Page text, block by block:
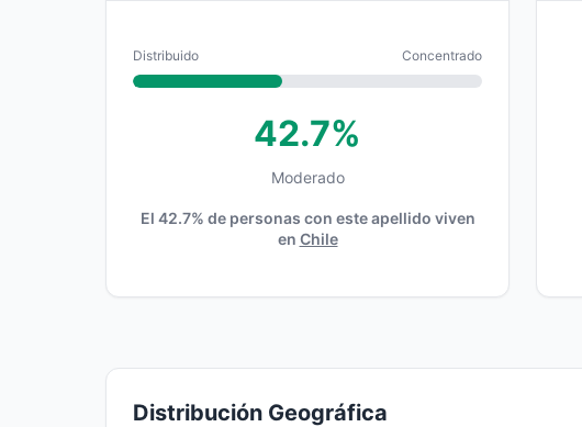
Distribuido Concentrado
42.7%
Moderado
El 42.7% de personas con este apellido viven
en Chile
Distribución Geográfica